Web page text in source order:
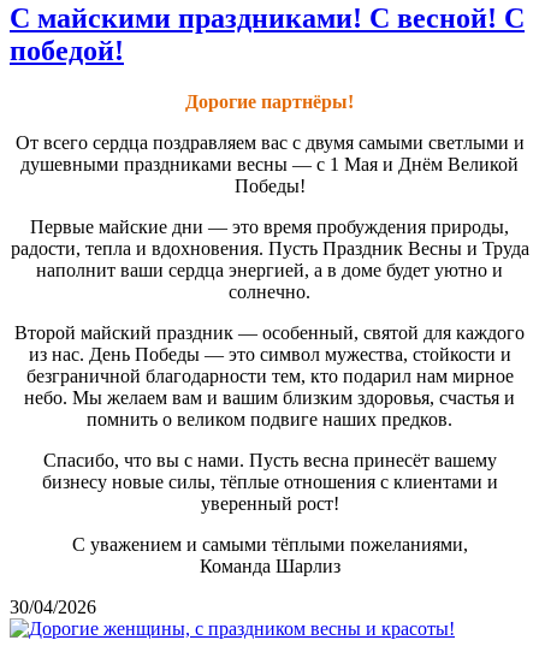
С майскими праздниками! С весной! С
победой!
Дорогие партнёры!
От всего сердца поздравляем вас с двумя самыми светлыми и
душевными праздниками весны — с 1 Мая и Днём Великой
Победы!
Первые майские дни — это время пробуждения природы,
радости, тепла и вдохновения. Пусть Праздник Весны и Труда
наполнит ваши сердца энергией, а в доме будет уютно и
солнечно.
Второй майский праздник — особенный, святой для каждого
из нас. День Победы — это символ мужества, стойкости и
безграничной благодарности тем, кто подарил нам мирное
небо. Мы желаем вам и вашим близким здоровья, счастья и
помнить о великом подвиге наших предков.
Спасибо, что вы с нами. Пусть весна принесёт вашему
бизнесу новые силы, тёплые отношения с клиентами и
уверенный рост!
С уважением и самыми тёплыми пожеланиями,
Команда Шарлиз
30/04/2026